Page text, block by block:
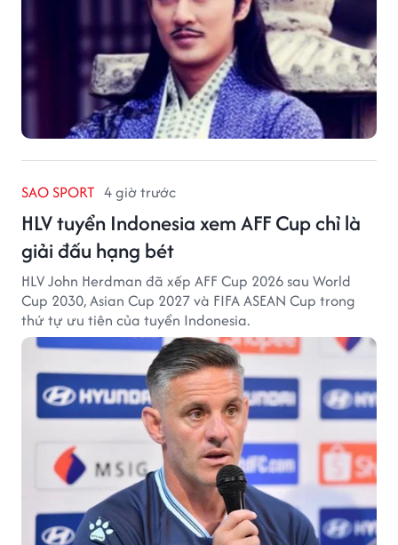
SAO SPORT 4 giờ trước
HLV tuyển Indonesia xem AFF Cup chỉ là
giải đấu hạng bét
HLV John Herdman đã xếp AFF Cup 2026 sau World
Cup 2030, Asian Cup 2027 và FIFA ASEAN Cup trong
thứ tự ưu tiên của tuyển Indonesia.